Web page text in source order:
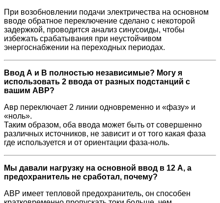
При возобновлении подачи электричества на основном
вводе обратное переключение сделано с некоторой
задержкой, проводится анализ синусоиды, чтобы
избежать срабатывания при неустойчивом
энергоснабжении на переходных периодах.
Ввод А и В полностью независимые? Могу я
использовать 2 ввода от разных подстанций с
вашим АВР?
Авр переключает 2 линии одновременно и «фазу» и
«ноль».
Таким образом, оба ввода может быть от совершенно
различных источников, не зависит и от того какая фаза
где используется и от ориентации фаза-ноль.
Мы давали нагрузку на основной ввод в 12 А, а
предохранитель не сработал, почему?
АВР имеет тепловой предохранитель, он способен